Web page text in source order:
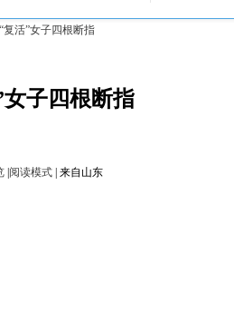
复活”女子四根断指
子四根断指
阅读模式 来自山东